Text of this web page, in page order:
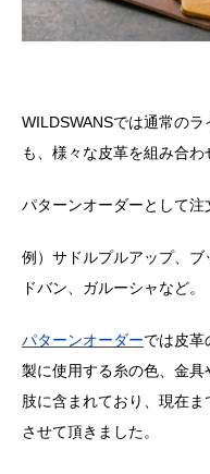
WILDSWANSでは通常の
も、様々な皮革を組み合わ
パターンオーダーとして注
例）サドルプルアップ、
ドバン、ガルーシャなど。
パターンオーダーでは皮革
製に使用する糸の色、金
肢に含まれており、現在
させて頂きました。